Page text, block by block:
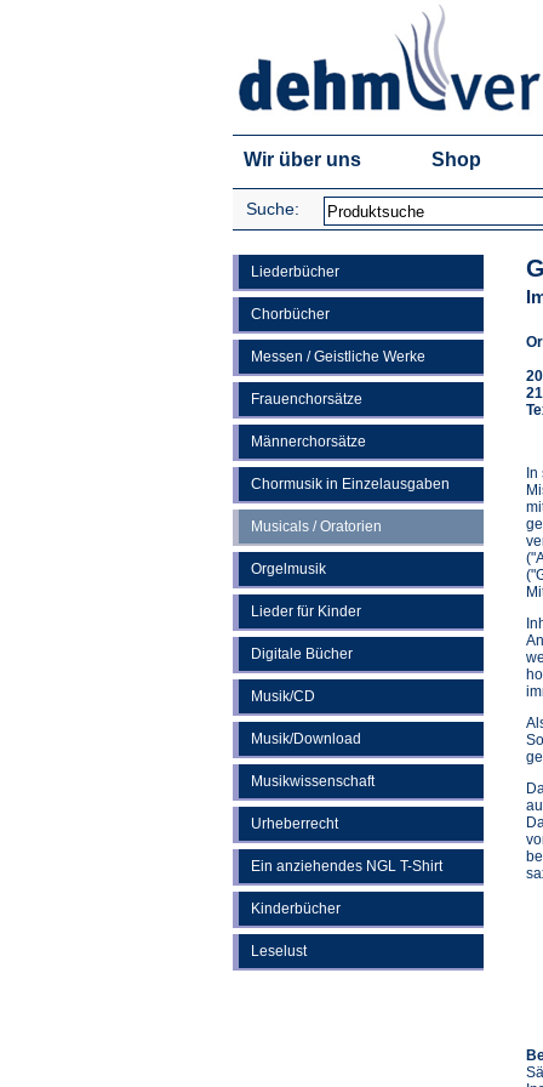
Wir über uns Shop
Suche:
Liederbücher
Chorbücher
Messen / Geistliche Werke
Frauenchorsätze
Männerchorsätze
Chormusik in Einzelausgaben
Musicals / Oratorien
Orgelmusik
Lieder für Kinder
Digitale Bücher
Musik/CD
Musik/Download
Musikwissenschaft
Urheberrecht
Ein anziehendes NGL T-Shirt
Kinderbücher
Leselust